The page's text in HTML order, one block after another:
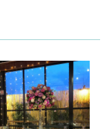
אקפלה Acapella
מפנקים.